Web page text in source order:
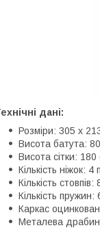
дані:
Розміри: 305 x
Висота батута:
Висота сітки: 180
Кількість ніжок: 4
Кількість
Кількість
Каркас
Металева